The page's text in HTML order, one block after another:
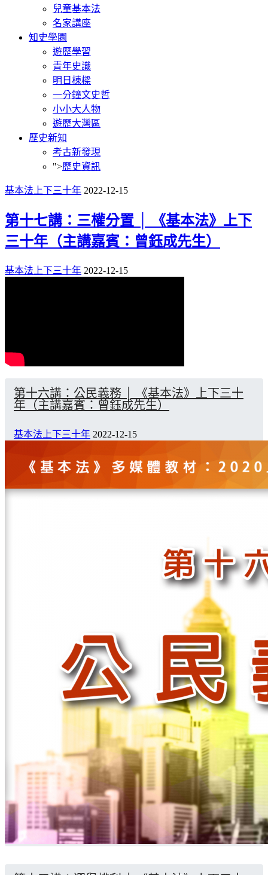
兒童基本法
名家講座
知史學園
遊歷學習
青年史識
明日棟樑
一分鐘文史哲
小小大人物
遊歷大灣區
歷史新知
考古新發現
">歷史資訊
基本法上下三十年 2022-12-15
第十七講：三權分置 │ 《基本法》上下
三十年（主講嘉賓：曾鈺成先生）
基本法上下三十年 2022-12-15
第十六講：公民義務 │ 《基本法》上下三十
年（主講嘉賓：曾鈺成先生）
基本法上下三十年 2022-12-15